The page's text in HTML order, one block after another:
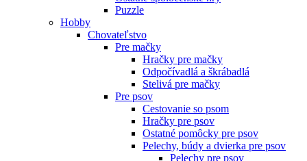
Puzzle
Hobby
Chovateľstvo
Pre mačky
Hračky pre mačky
Odpočívadlá a škrábadlá
Stelivá pre mačky
Pre psov
Cestovanie so psom
Hračky pre psov
Ostatné pomôcky pre psov
Pelechy, búdy a dvierka pre psov
Pelechy pre psov